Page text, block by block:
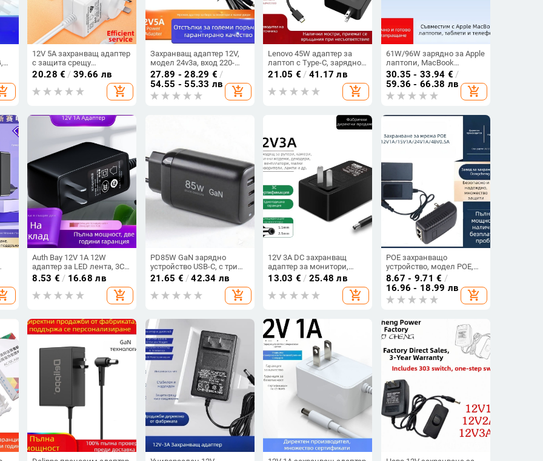
12V 5A захранващ адаптер
с защита срещу
пренатоварване по ток и
пренапрежение за
индустриални контролни
20.28 € / 39.66 лв
add_shopping_cart
Захранващ адаптер 12V,
модел 24v3a, вход 220-
380V, код j652-1205000CX,
сертифициран 3C CE UL
UKCA SAA PSE KC, OEM
наличен
27.89 - 28.29 € /
54.55 - 55.33 лв
add_shopping_cart
Lenovo 45W адаптер за
лаптоп с Type-C, зарядно
20V 2.25A
21.05 € / 41.17 лв
add_shopping_cart
61W/96W зарядно за Apple
лаптопи, MacBook
зарядно
30.35 - 33.94 € /
59.36 - 66.38 лв
add_shopping_cart
Auth Bay 12V 1A 12W
адаптер за LED лента, 3C
сертифициран, за рутер и
сет-топ кутия
8.53 € / 16.68 лв
add_shopping_cart
PD85W GaN зарядно
устройство USB-C, с три
порта, за лаптопи на Apple
21.65 € /42.34 лв
add_shopping_cart
12V 3A DC захранващ
адаптер за монитори,
рутери, сет-топ кутии и
камери за
видеонаблюдение
13.03 € / 25.48 лв
add_shopping_cart
POE захранващо
устройство, модел POE,
OEM наличен, опаковка в
бяла кутия, ново
8.67 - 9.71 € /
16.96 - 18.99 лв
add_shopping_cart